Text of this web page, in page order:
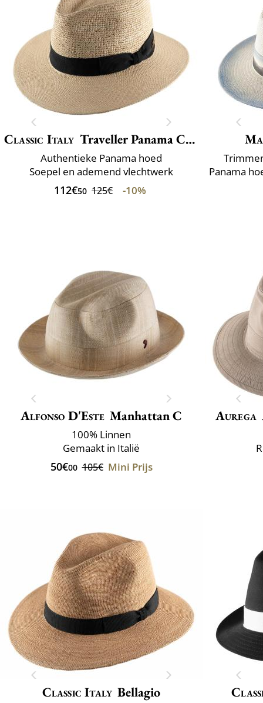
Classic Italy Traveller Panama Crochet
Authentieke Panama hoed
Soepel en ademend vlechtwerk
112€50 125€ -10%
Alfonso D'Este Manhattan C
100% Linnen
Gemaakt in Italië
50€00 105€ Mini Prijs
Aurega
Classic Italy Bellagio